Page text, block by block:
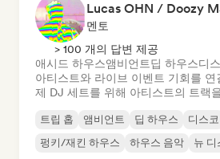
Lucas OHN / Doozy
멘토
> 100 개의 답변 제공
애시드 하우스앰비언트딥 하우스디
아티스트와 라이브 이벤트 기회를 연
제 DJ 세트를 위해 아티스트의 트랙
트립 홉 앰비언트 딥 하우스 디스코
펑키/재킨 하우스
하우스 음악 뉴